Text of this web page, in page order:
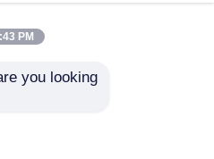
ของโรเตอร์
ดความชื้น
15000m3/h เครื่องกํา
PM
you looking